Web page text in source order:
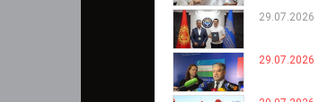
29.07.2026
29.07.2026